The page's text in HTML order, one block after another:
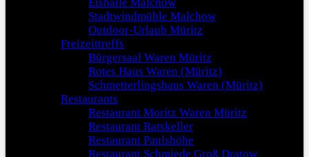
Stadtwindmühle Malchow
Outdoor-Urlaub Müritz
Freizeittreffs
Bürgersaal Waren Müritz
Rotes Haus Waren (Müritz)
Schmetterlingshaus Waren (Müritz)
Restaurants
Restaurant Moritz Waren Müritz
Restaurant Ratskeller
Restaurant Paulshöhe
Restaurant Schmiede Groß Dratow